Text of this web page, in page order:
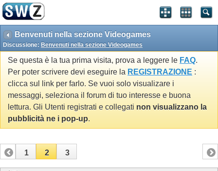
Benvenuti nella sezione Videogames
Discussione: Benvenuti nella sezione Videogames
Se questa è la tua prima visita, prova a leggere le FAQ.
Per poter scrivere devi eseguire la REGISTRAZIONE :
clicca sul link per farlo. Se vuoi solo visualizare i
messaggi, seleziona il forum di tuo interesse e buona
lettura. Gli Utenti registrati e collegati non visualizzano la
pubblicità ne i pop-up.
1 2 3